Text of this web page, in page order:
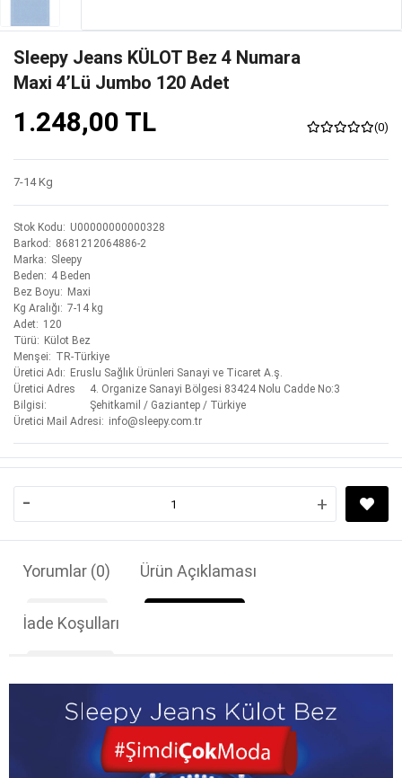
Sleepy Jeans KÜLOT Bez 4 Numara
Maxi 4’lü Jumbo 120 Adet
1.248,00 TL (0)
7-14 Kg
Stok Kodu
U00000000000328
Barkod
8681212064886-2
Marka
Sleepy
Beden
4 Beden
Bez Boyu
Maxi
Kg Aralığı
7-14 kg
Adet
120
Türü
Külot Bez
Menşei
TR-Türkiye
Üretici Adı
Eruslu Sağlık Ürünleri Sanayi ve Ticaret A.ş.
Üretici Adres
Bilgisi
4. Organize Sanayi Bölgesi 83424 Nolu Cadde No:3
Şehitkamil / Gaziantep / Türkiye
Üretici Mail Adresi
info@sleepy.com.tr
- +
Yorumlar (0) Ürün Açıklaması
İade Koşulları